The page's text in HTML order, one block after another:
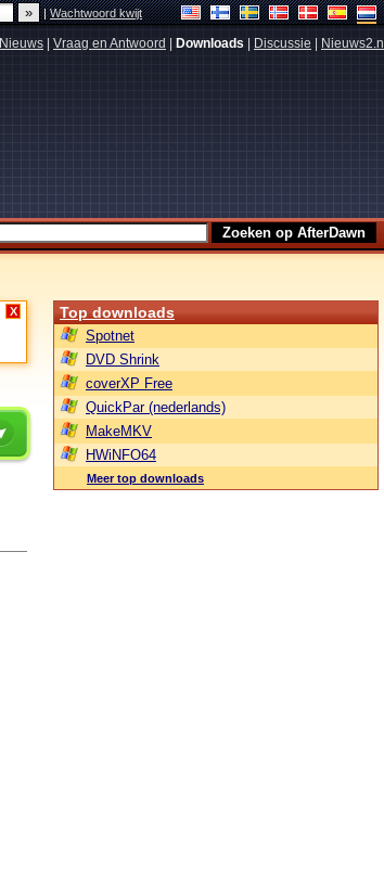
|Wachtwoord kwijt
Nieuws Vraag en Antwoord Downloads Discussie Nieuws2.nl
X Top downloads
Spotnet
DVD Shrink
coverXP Free
QuickPar (nederlands)
MakeMKV
HWiNFO64
Meer top downloads